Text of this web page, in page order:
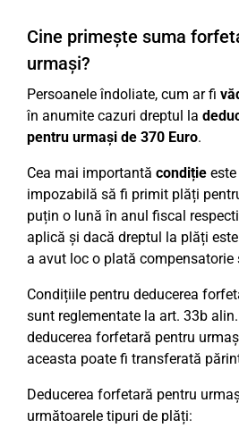
Cine primește suma
urmași?
Persoanele îndoliate, cum ar fi
în anumite cazuri dreptul la
pentru urmași de 370 Euro.
Cea mai importantă condiție
impozabilă să fi primit plăți
puțin o lună în anul fiscal
aplică și dacă dreptul la plăți
a avut loc o plată
Condițiile pentru deducerea
sunt reglementate la art. 33b
deducerea forfetară pentru
aceasta poate fi transferată
Deducerea forfetară pentru
următoarele tipuri de plăți: